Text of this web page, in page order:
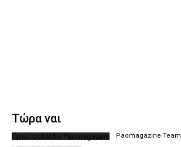
Τώρα ναι
Πρωτοσέλιδο Paomagazine Paomagazine Team